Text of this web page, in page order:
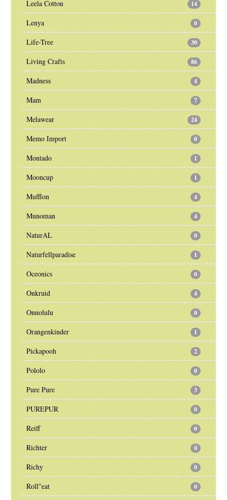
Leela Cotton 14
Lenya 0
Life-Tree 30
Living Crafts 86
Madness 4
Mam 7
Melawear 24
Memo Import 0
Montado 1
Mooncup 1
Mufflon 4
Munoman 4
NaturAL 0
Naturfellparadise 1
Oceonics 0
Onkruid 4
Onnolulu 0
Orangenkinder 1
Pickapooh 2
Pololo 0
Pure Pure 3
PUREPUR 0
Reiff 0
Richter 0
Richy 0
Roll''eat 0